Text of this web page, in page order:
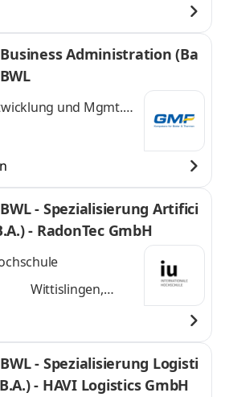
Administration (Ba
und Mgmt.
GMF GmbH & Co. KG
- Spezialisierung Artifici
- RadonTec GmbH
Wittislingen,
- Spezialisierung Logisti
- HAVI Logistics GmbH